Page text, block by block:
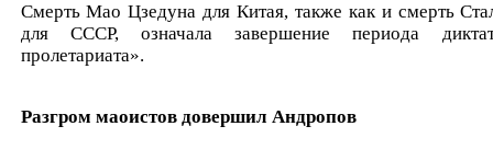
Смерть Мао Цзедуна для Китая, также как и смерть
для СССР, означала завершение периода
пролетариата».
Разгром маоистов довершил Андропов